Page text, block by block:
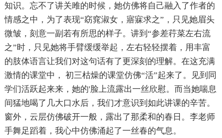
知识。忘不了讲关雎的时候，她仿佛将自己融入了作者的
情感之中，为了表现“窈窕淑女，寤寐求之”，只见她眉头
微皱，刻意一副若有所思的样子。讲到“参差荇菜左右流
之”时，只见她将手臂缓缓举起，左右轻轻摆着，用丰富
的肢体语言让我们对这句话有了更深刻的理解。在这充满
激情的课堂中， 初三枯燥的课堂仿佛“活”起来了。见到同
学们活跃起来来，她的'脸上流露出一丝欣慰。而当她喘息
间猛地喝了几大口水后，我们才意识到如此讲课的辛苦。
窗外，云层仿佛破开一般，露出了那柔和的春日。李老师
手舞足蹈着，我心中仿佛涌起了一丝春的气息。